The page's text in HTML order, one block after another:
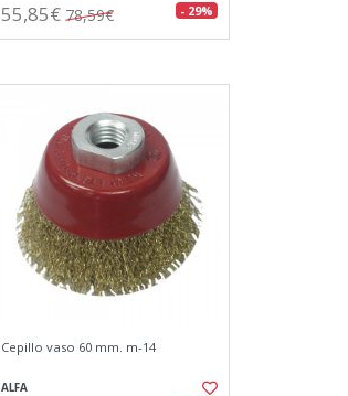
55,85€ 78,59€ - 29%
Cepillo vaso 60 mm. m-14
ALFA